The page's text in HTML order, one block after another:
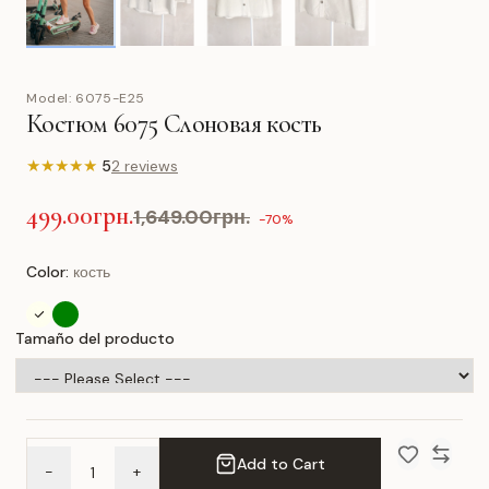
Model: 6075-E25
Костюм 6075 Слоновая кость
★★★★★ 52 reviews
499.00грн.1,649.00грн. -70%
Color: кость
Tamaño del producto
- + Add to Cart